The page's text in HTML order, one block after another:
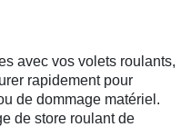
avec vos volets roulants,
rapidement pour
de dommage matériel.
de store roulant de